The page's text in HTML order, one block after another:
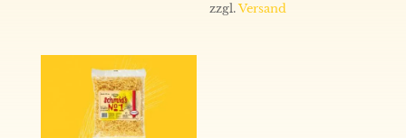
zzgl.Versand